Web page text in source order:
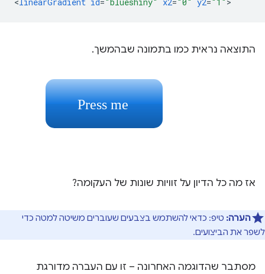
התוצאה נראית כמו בתמונה שבהמשך.
אז מה כל הדיון על זוויות שונות של העקומה?
הערה: טיפ: כדאי להשתמש בצבעים שעוברים משיטה למטה כדי
לשפר את הביצועים.
מסתבר שהדוגמה האחרונה – זו עם העברה מדורגת